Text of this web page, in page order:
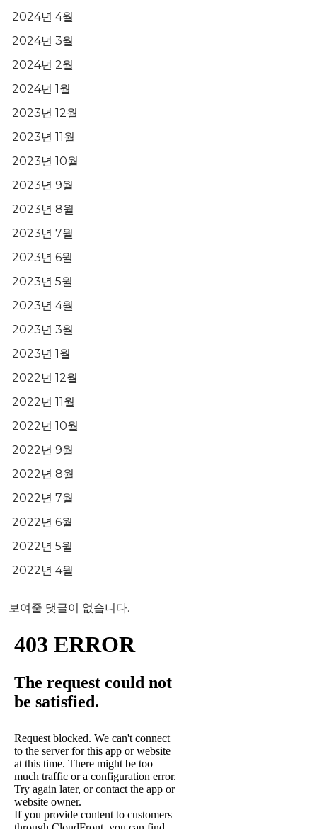
2024년 4월
2024년 3월
2024년 2월
2024년 1월
2023년 12월
2023년 11월
2023년 10월
2023년 9월
2023년 8월
2023년 7월
2023년 6월
2023년 5월
2023년 4월
2023년 3월
2023년 1월
2022년 12월
2022년 11월
2022년 10월
2022년 9월
2022년 8월
2022년 7월
2022년 6월
2022년 5월
2022년 4월
보여줄 댓글이 없습니다.